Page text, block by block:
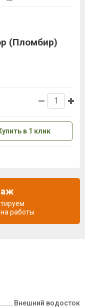
Внешний водосток
(Пломбир)
в 1 клик
работы